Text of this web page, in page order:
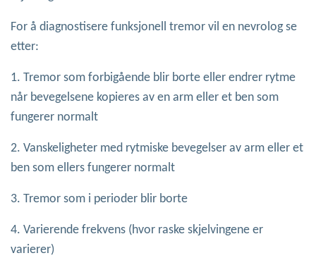
For å diagnostisere funksjonell tremor vil en nevrolog se
etter:
1. Tremor som forbigående blir borte eller endrer rytme
når bevegelsene kopieres av en arm eller et ben som
fungerer normalt
2. Vanskeligheter med rytmiske bevegelser av arm eller et
ben som ellers fungerer normalt
3. Tremor som i perioder blir borte
4. Varierende frekvens (hvor raske skjelvingene er
varierer)